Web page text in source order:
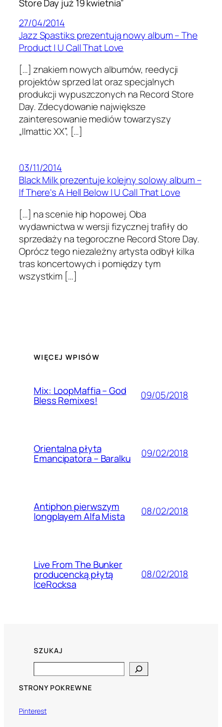
Store Day już 19 kwietnia”
27/04/2014
Jazz Spastiks prezentują nowy album – The
Product | U Call That Love
[…] znakiem nowych albumów, reedycji
projektów sprzed lat oraz specjalnych
produkcji wypuszczonych na Record Store
Day. Zdecydowanie największe
zainteresowanie mediów towarzyszy
„Ilmattic XX”, […]
03/11/2014
Black Milk prezentuje kolejny solowy album –
If There's A Hell Below | U Call That Love
[…] na scenie hip hopowej. Oba
wydawnictwa w wersji fizycznej trafiły do
sprzedaży na tegoroczne Record Store Day.
Oprócz tego niezależny artysta odbył kilka
tras koncertowych i pomiędzy tym
wszystkim […]
WIĘCEJ WPISÓW
Mix: LoopMaffia – God
Bless Remixes! 09/05/2018
Orientalna płyta
Emancipatora – Baralku 09/02/2018
Antiphon pierwszym
longplayem Alfa Mista 08/02/2018
Live From The Bunker
producencką płytą
IceRocksa
08/02/2018
SZUKAJ
STRONY POKREWNE
Pinterest